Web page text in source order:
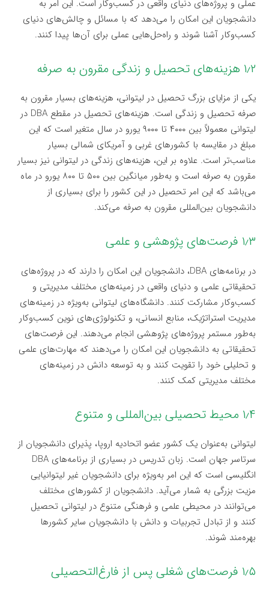
عملی و پروژه‌های دنیای واقعی در کسب‌وکار است. این امر به
دانشجویان این امکان را می‌دهد که با مسائل و چالش‌های دنیای
کسب‌وکار آشنا شوند و راه‌حل‌هایی عملی برای آن‌ها پیدا کنند.
۱٫۲ هزینه‌های تحصیل و زندگی مقرون به صرفه
یکی از مزایای بزرگ تحصیل در لیتوانی، هزینه‌های بسیار مقرون به
صرفه تحصیل و زندگی است. هزینه‌های تحصیل در مقطع DBA در
لیتوانی معمولاً بین ۴۰۰۰ تا ۹۰۰۰ یورو در سال متغیر است که این
مبلغ در مقایسه با کشورهای غربی و آمریکای شمالی بسیار
مناسب‌تر است. علاوه بر این، هزینه‌های زندگی در لیتوانی نیز بسیار
مقرون به صرفه است و به‌طور میانگین بین ۵۰۰ تا ۸۰۰ یورو در ماه
می‌باشد که این امر تحصیل در این کشور را برای بسیاری از
دانشجویان بین‌المللی مقرون به صرفه می‌کند.
۱٫۳ فرصت‌های پژوهشی و علمی
در برنامه‌های DBA، دانشجویان این امکان را دارند که در پروژه‌های
تحقیقاتی علمی و دنیای واقعی در زمینه‌های مختلف مدیریتی و
کسب‌وکار مشارکت کنند. دانشگاه‌های لیتوانی به‌ویژه در زمینه‌های
مدیریت استراتژیک، منابع انسانی، و تکنولوژی‌های نوین کسب‌وکار
به‌طور مستمر پروژه‌های پژوهشی انجام می‌دهند. این فرصت‌های
تحقیقاتی به دانشجویان این امکان را می‌دهند که مهارت‌های علمی
و تحلیلی خود را تقویت کنند و به توسعه دانش در زمینه‌های
مختلف مدیریتی کمک کنند.
۱٫۴ محیط تحصیلی بین‌المللی و متنوع
لیتوانی به‌عنوان یک کشور عضو اتحادیه اروپا، پذیرای دانشجویان از
سرتاسر جهان است. زبان تدریس در بسیاری از برنامه‌های DBA
انگلیسی است که این امر به‌ویژه برای دانشجویان غیر لیتوانیایی
مزیت بزرگی به شمار می‌آید. دانشجویان از کشورهای مختلف
می‌توانند در محیطی علمی و فرهنگی متنوع در لیتوانی تحصیل
کنند و از تبادل تجربیات و دانش با دانشجویان سایر کشورها
بهره‌مند شوند.
۱٫۵ فرصت‌های شغلی پس از فارغ‌التحصیلی